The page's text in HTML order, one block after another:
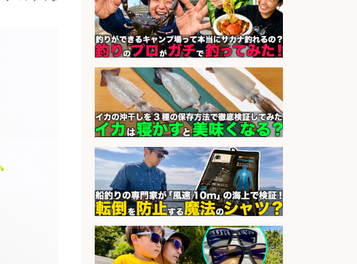
sponsored by 求人ボックス
倉庫での釣り用品の軽作業スタッ
フ/未経験歓迎/交通費支給/制服貸
与/正社員登用あり
会社名 株式会社REnista
sponsored by 求人ボックス
和食, 日本料理・懐石料理/店長・店
長候補/ライブ感が満載!魚の価値を
上げ、食とエンタメで地域を元気に!
店長候補募集
会社名
魚と肴 いとおかし 魚と肴 いとお
sponsored by 求人ボックス